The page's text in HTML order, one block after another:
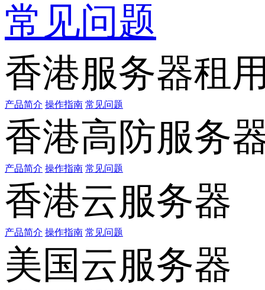
常见问题
香港服务器租
产品简介 操作指南 常见问题
香港高防服务
产品简介 操作指南 常见问题
香港云服务器
产品简介 操作指南 常见问题
美国云服务器